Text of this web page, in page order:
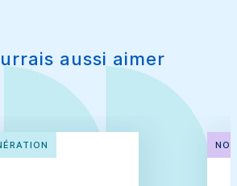
aussi aimer